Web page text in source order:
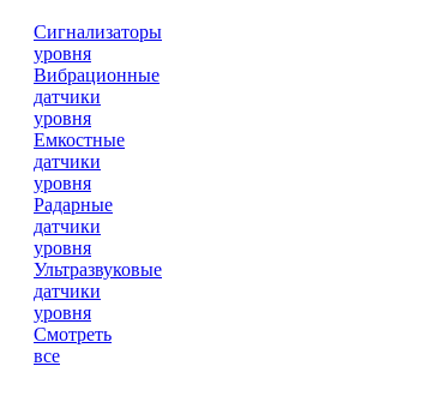
Сигнализаторы
уровня
Вибрационные
датчики
уровня
Емкостные
датчики
уровня
Радарные
датчики
уровня
Ультразвуковые
датчики
уровня
Смотреть
все